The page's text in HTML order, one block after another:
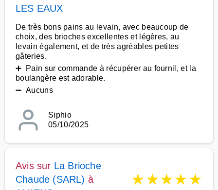
LES EAUX
De très bons pains au levain, avec beaucoup de
choix, des brioches excellentes et légères, au
levain également, et de très agréables petites
gâteries.
➕ Pain sur commande à récupérer au fournil, et la
boulangère est adorable.
➖ Aucuns
Siphio
05/10/2025
Avis sur La Brioche
Chaude (SARL) à
★★★★★